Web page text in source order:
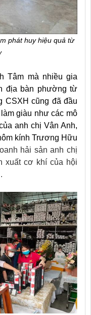
phát huy hiệu quả từ
Tâm mà nhiều gia
địa bàn phường từ
CSXH cũng đã đầu
giàu như các mô
anh chị Vân Anh,
kính Trương Hữu
hải sản anh chị
xuất cơ khí của hội